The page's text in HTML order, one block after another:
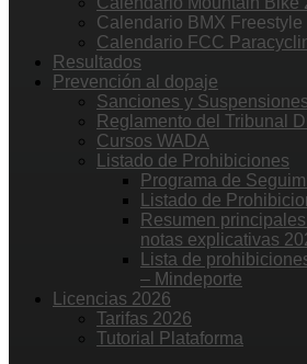
Calendario BMX Freestyle
Calendario FCC
Resultados
Prevención al dopaje
Sanciones y Suspensiones
Reglamento del Tribunal
Cursos WADA
Listado de Prohibiciones
Programa de
Listado de
Resumen
notas explicativas
Lista de
– Mindeporte
Licencias 2026
Tarifas 2026
Tutorial Plataforma